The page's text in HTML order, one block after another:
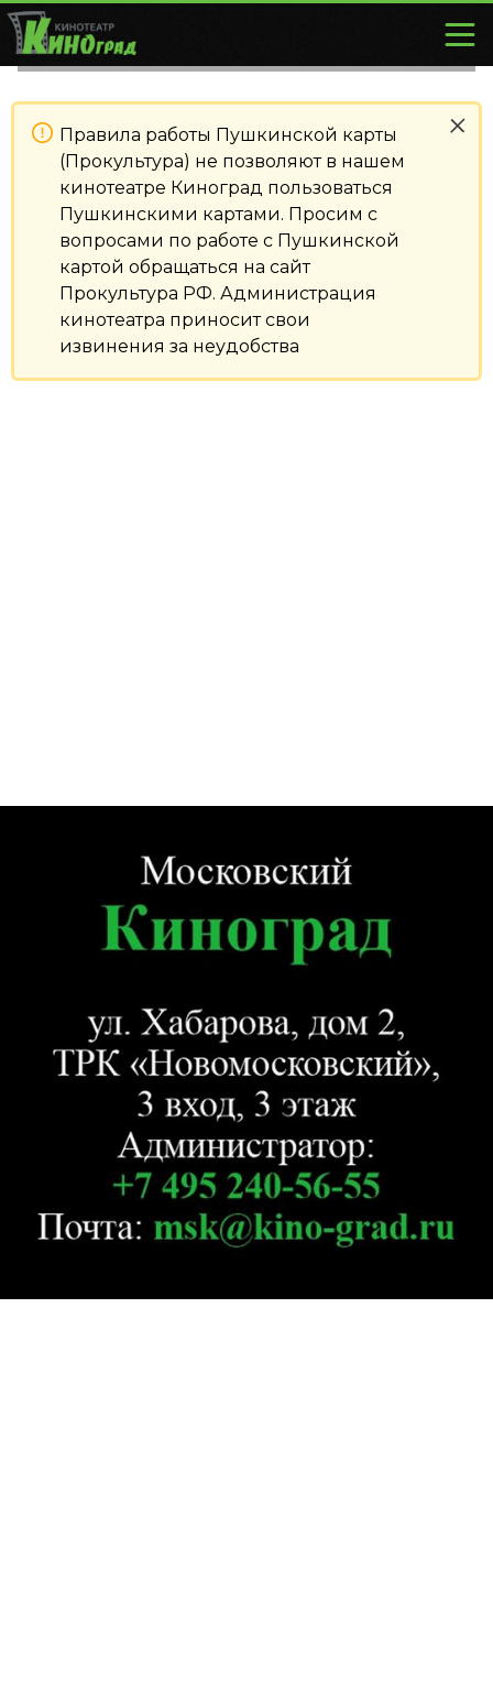
Правила работы Пушкинской карты
(Прокультура) не позволяют в нашем
кинотеатре Киноград пользоваться
Пушкинскими картами. Просим с
вопросами по работе с Пушкинской
картой обращаться на сайт
Прокультура РФ. Администрация
кинотеатра приносит свои
извинения за неудобства